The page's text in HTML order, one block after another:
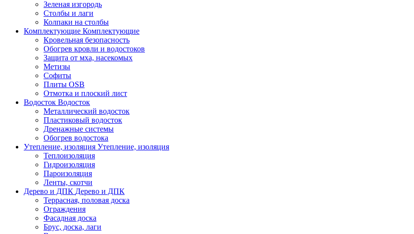
Зеленая изгородь
Столбы и лаги
Колпаки на столбы
Комплектующие Комплектующие
Кровельная безопасность
Обогрев кровли и водостоков
Защита от мха, насекомых
Метизы
Софиты
Плиты OSB
Отмотка и плоский лист
Водосток Водосток
Металлический водосток
Пластиковый водосток
Дренажные системы
Обогрев водостока
Утепление, изоляция Утепление, изоляция
Теплоизоляция
Гидроизоляция
Пароизоляция
Ленты, скотчи
Дерево и ДПК Дерево и ДПК
Террасная, половая доска
Ограждения
Фасадная доска
Брус, доска, лаги